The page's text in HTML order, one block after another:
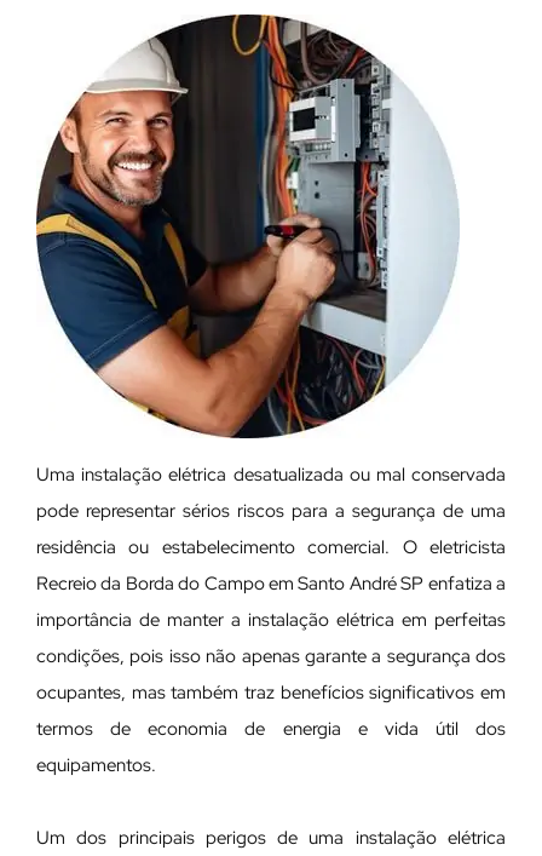
Uma instalação elétrica desatualizada ou mal conservada
pode representar sérios riscos para a segurança de uma
residência ou estabelecimento comercial. O eletricista
Recreio da Borda do Campo em Santo André SP enfatiza a
importância de manter a instalação elétrica em perfeitas
condições, pois isso não apenas garante a segurança dos
ocupantes, mas também traz benefícios significativos em
termos de economia de energia e vida útil dos
equipamentos.
Um dos principais perigos de uma instalação elétrica